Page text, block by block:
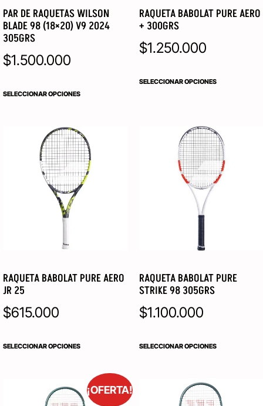
PAR DE RAQUETAS WILSON
BLADE 98 (18×20) V9 2024
305GRS
$1.500.000
SELECCIONAR OPCIONES
RAQUETA BABOLAT PURE AERO
+ 300GRS
$1.250.000
SELECCIONAR OPCIONES
RAQUETA BABOLAT PURE AERO
JR 25
$615.000
SELECCIONAR OPCIONES
RAQUETA BABOLAT PURE
STRIKE 98 305GRS
$1.100.000
SELECCIONAR OPCIONES
¡OFERTA!